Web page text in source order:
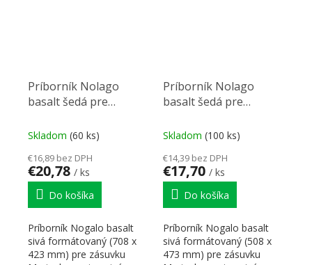
Príborník Nolago
basalt šedá pre
423 mm)
Skladom (60 ks)
€16,89 bez DPH
€20,78 / ks
Do košíka
Príborník Nogalo basalt
sivá formátovaný (708 x
423 mm) pre zásuvku
Príborník Nolago
basalt šedá pre
473 mm)
Skladom (100 ks)
€14,39 bez DPH
€17,70 / ks
Do košíka
Príborník Nogalo basalt
sivá formátovaný (508 x
473 mm) pre zásuvku